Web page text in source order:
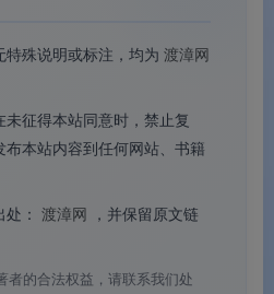
殊说明或标注，均为 渡漳网
征得本站同意时，禁止复
本站内容到任何网站、书籍
： 渡漳网 ，并保留原文链
者的合法权益，请联系我们处